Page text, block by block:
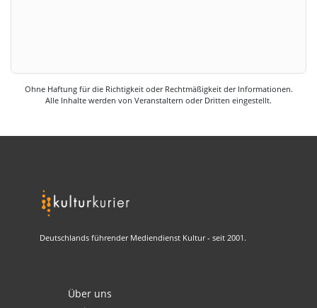
Ohne Haftung für die Richtigkeit oder Rechtmäßigkeit der Informationen.
Alle Inhalte werden von Veranstaltern oder Dritten eingestellt.
Deutschlands führender Mediendienst Kultur - seit 2001.
Über uns